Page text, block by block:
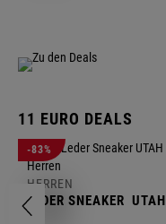
11 EURO DEALS
-83%
HERREN
LEDER SNEAKER UTAH